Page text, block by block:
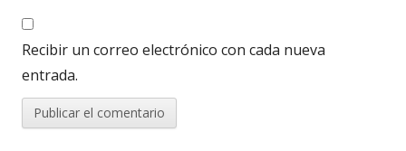
Recibir un correo electrónico con cada nueva
entrada.